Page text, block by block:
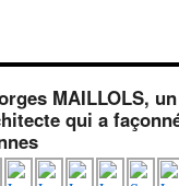
MAILLOLS, un
qui a